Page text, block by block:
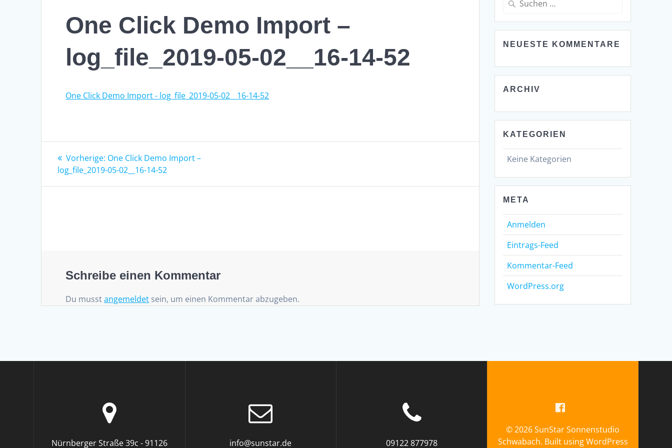
One Click Demo Import –
log_file_2019-05-02__16-14-52
One Click Demo Import - log_file_2019-05-02__16-14-52
Beitragsnavigation
Vorherige: Vorheriger
Beitrag:
One Click Demo Import –
log_file_2019-05-02__16-14-52
Schreibe einen Kommentar
Du musstangemeldet sein, um einen Kommentar abzugeben.
nach:
NEUESTE KOMMENTARE
ARCHIV
KATEGORIEN
Keine Kategorien
META
Anmelden
Eintrags-Feed
Kommentar-Feed
WordPress.org
Nürnberger Straße 39c - 91126 info@sunstar.de 09122 877978
© 2026 SunStar Sonnenstudio
Schwabach. Built using WordPress